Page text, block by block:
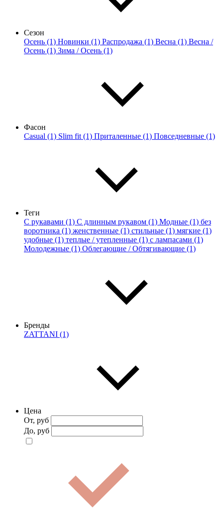
Сезон
Осень (1) Новинки (1) Распродажа (1) Весна (1) Весна /
Осень (1) Зима / Осень (1)
Фасон
Casual (1) Slim fit (1) Приталенные (1) Повседневные (1)
Теги
С рукавами (1) С длинным рукавом (1) Модные (1) без
воротника (1) женственные (1) стильные (1) мягкие (1)
удобные (1) теплые / утепленные (1) с лампасами (1)
Молодежные (1) Облегающие / Обтягивающие (1)
Бренды
ZATTANI (1)
Цена
От, руб
До, руб